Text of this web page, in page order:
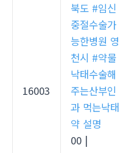
16003
북도 #임신
중절수술가
능한병원 영
천시 #약물
낙태수술해
주는산부인
과 먹는낙­태
약 설명
00 |